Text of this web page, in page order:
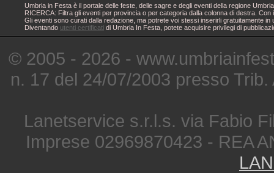
Umbria in Festa è il portale delle feste, delle sagre e degli eventi della regione
RICERCA: Filtra gli eventi per provincia o per categoria dalla colonna di destra.
Gli eventi sono curati dalla redazione, ma potrete voi stessi inserirli gratuitamente
Diventando utenti certificati di Umbria In Festa, potete acquisire privilegi di
© 2005 - 2026 -
n. 17 del 24/07/2003 presso
Lanetservice s.r.l.s. via Fabio
Imprese 02969870423 - REA